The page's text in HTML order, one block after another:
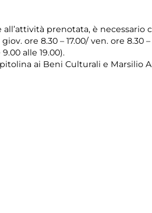
prenotata, è
ore 8.30 – 17.00/ ven. ore
alle 19.00).
ai Beni Culturali e Marsilio